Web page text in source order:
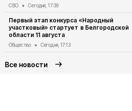
СВО Сегодня, 17:39
Первый этап конкурса «Народный
участковый» стартует в Белгородской
области 11 августа
Общество Сегодня, 17:13
Все новости